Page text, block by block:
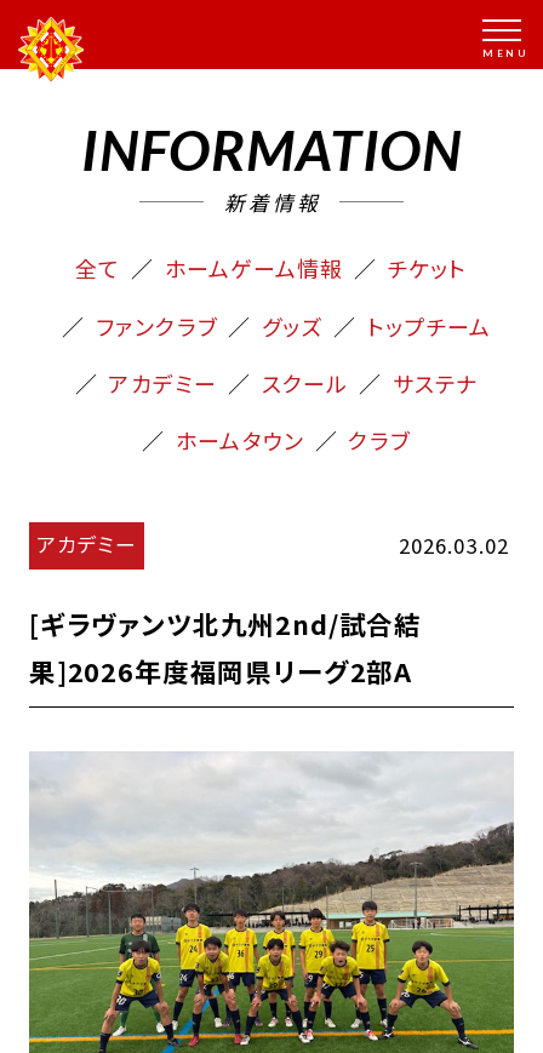
INFORMATION
新着情報
全て ホームゲーム情報
チケット
ファンクラブ
グッズ
トップチーム
アカデミー
スクール
サステナ
ホームタウン
クラブ
アカデミー 2026.03.02
[ギラヴァンツ北九州2nd/試合結
果]2026年度福岡県リーグ2部A